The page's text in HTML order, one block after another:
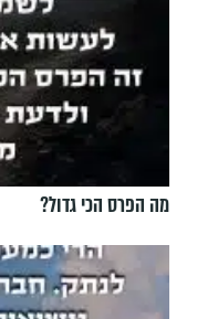
מה הפרס הכי גדול?